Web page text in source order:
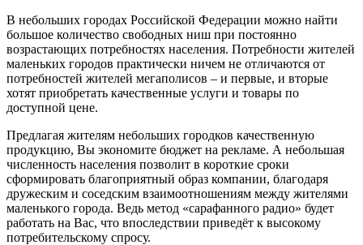
В небольших городах Российской Федерации можно найти
большое количество свободных ниш при постоянно
возрастающих потребностях населения. Потребности жителей
маленьких городов практически ничем не отличаются от
потребностей жителей мегаполисов – и первые, и вторые
хотят приобретать качественные услуги и товары по
доступной цене.
Предлагая жителям небольших городков качественную
продукцию, Вы экономите бюджет на рекламе. А небольшая
численность населения позволит в короткие сроки
сформировать благоприятный образ компании, благодаря
дружеским и соседским взаимоотношениям между жителями
маленького города. Ведь метод «сарафанного радио» будет
работать на Вас, что впоследствии приведёт к высокому
потребительскому спросу.